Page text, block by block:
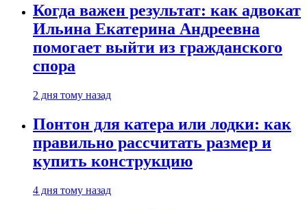
Когда важен результат: как адвокат
Ильина Екатерина Андреевна
помогает выйти из гражданского
спора
2 дня тому назад
Понтон для катера или лодки: как
правильно рассчитать размер и
купить конструкцию
4 дня тому назад